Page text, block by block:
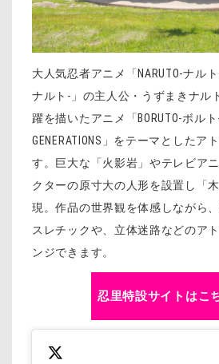
大人気忍者アニメ「NARUTO-ナル
ナルト-」の主人公・うずまきナル
躍を描いたアニメ「BORUTO-ボルト-
GENERATIONS」をテーマとしたア
す。巨大な「火影岩」やテレビア
クターの原寸大の人形を設置し「
現。作品の世界観を体感しながら
スレチックや、立体迷路などのア
ンジできます。
忍里特設サイトはこ